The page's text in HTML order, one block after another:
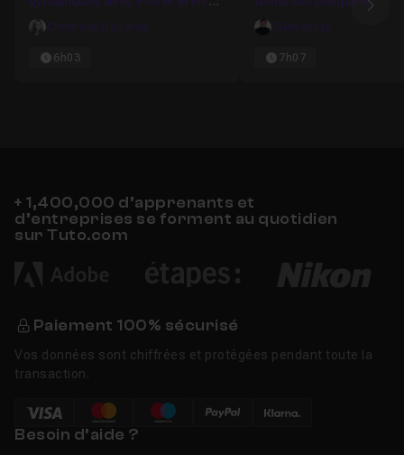
étapesChristelle Gaudron
6h03
Clément Lv
7h07
+ 1,400,000 d’apprenants et
d’entreprises se forment au quotidien
sur Tuto.com
Paiement 100% sécurisé
Vos données sont chiffrées et protégées pendant toute la
transaction.
Besoin d’aide ?